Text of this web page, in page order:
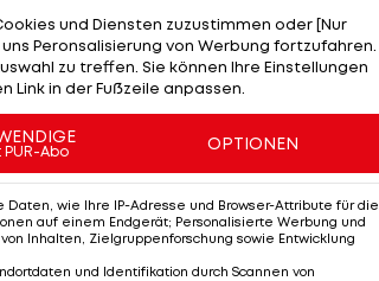
und Diensten zuzustimmen oder [Nur
Peronsalisierung von Werbung fortzufahren.
zu treffen. Sie können Ihre Einstellungen
in der Fußzeile anpassen.
Abo OPTIONEN
wie Ihre IP-Adresse und Browser-Attribute für die
auf einem Endgerät; Personalisierte Werbung und
Inhalten, Zielgruppenforschung sowie Entwicklung
und Identifikation durch Scannen von